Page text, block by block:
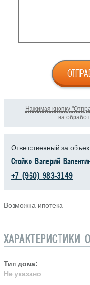
Нажимая кнопку
на
Ответственный за
Стойко Валерий
+7 (960) 983-3149
Возможна ипотека
ХАРАКТЕРИСТИКИ
Тип дома:
Не указано